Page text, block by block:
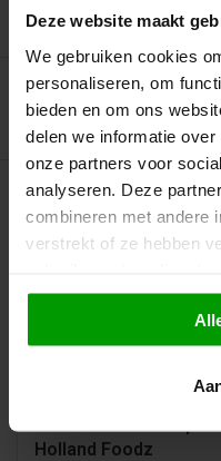
Deze website maakt
We gebruiken cookies
personaliseren, om
bieden en om ons
delen we informatie
onze partners voor
analyseren. Deze
combineren met andere
verstrekt of ze hebben
Recent bekeken
Gerelateerde
Holland Foodz